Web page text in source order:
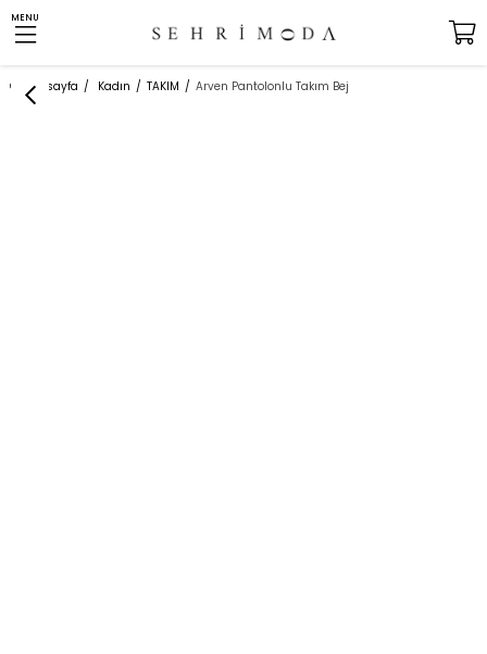
MENU
Anasayfa Kadın TAKIM Arven Pantolonlu Takım Bej